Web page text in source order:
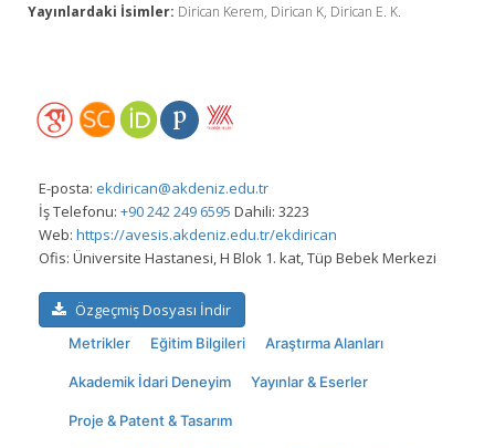
Yayınlardaki İsimler: Dirican Kerem, Dirican K, Dirican E. K.
E-posta: ekdirican@akdeniz.edu.tr
İş Telefonu: +90 242 249 6595 Dahili: 3223
Web: https://avesis.akdeniz.edu.tr/ekdirican
Ofis: Üniversite Hastanesi, H Blok 1. kat, Tüp Bebek Merkezi
Özgeçmiş Dosyası İndir
Metrikler Eğitim Bilgileri Araştırma Alanları
Akademik İdari Deneyim Yayınlar & Eserler
Proje & Patent & Tasarım